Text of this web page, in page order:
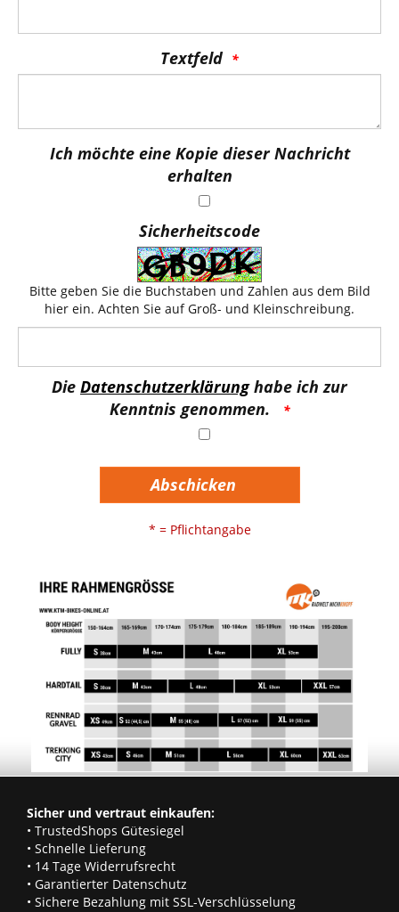
Textfeld
Ich möchte eine Kopie dieser Nachricht
erhalten
Sicherheitscode
Bitte geben Sie die Buchstaben und Zahlen aus dem Bild
hier ein. Achten Sie auf Groß- und Kleinschreibung.
Die Datenschutzerklärunghabe ich zur
Kenntnis genommen.
Abschicken
* = Pflichtangabe
Sicher und vertraut einkaufen:
• TrustedShops Gütesiegel
• Schnelle Lieferung
• 14 Tage Widerrufsrecht
• Garantierter Datenschutz
• Sichere Bezahlung mit SSL-Verschlüsselung